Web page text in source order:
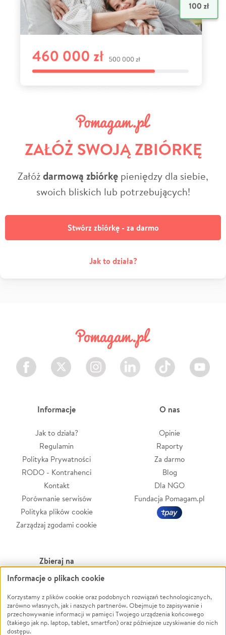
ZAŁÓŻ SWOJĄ ZBIÓRKĘ
Załóżdarmową zbiórkę pieniędzy dla siebie,
swoich bliskich lub potrzebujących!
Stwórz zbiórkę - za darmo
Jak to działa?
Facebook Twitter Instagram LinkedIn TikTok Youtube
Informacje
Jak to działa?
Regulamin
Polityka Prywatności
RODO - Kontrahenci
Kontakt
Porównanie serwisów
Polityka plików cookie
Zarządzaj zgodami cookie
O nas
Opinie
Raporty
Za darmo
Blog
Dla NGO
Fundacja Pomagam.pl
Zbieraj na
Leczenie
Zwierzęta
Pożar
Ukraina
Powódź
Wichura
NGO
Informacje o plikach cookie
Korzystamy z plików cookie oraz podobnych rozwiązań technologicznych,
zarówno własnych, jak i naszych partnerów. Obejmuje to zapisywanie i
przechowywanie informacji w pamięci Twojego urządzenia końcowego
(takiego jak np. laptop, tablet, smartfon) oraz późniejsze uzyskiwanie do nich
dostępu.